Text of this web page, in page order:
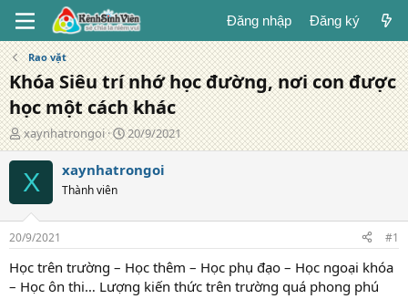
Đăng nhập Đăng ký
Rao vặt
Khóa Siêu trí nhớ học đường, nơi con được
học một cách khác
T
á
c
g
ả
xaynhatrongoi
N
g
à
g
20/9/2021
X xaynhatrongoi
Thành viên
20/9/2021 #1
Học trên trường – Học thêm – Học phụ đạo – Học ngoại khóa
– Học ôn thi… Lượng kiến thức trên trường quá phong phú